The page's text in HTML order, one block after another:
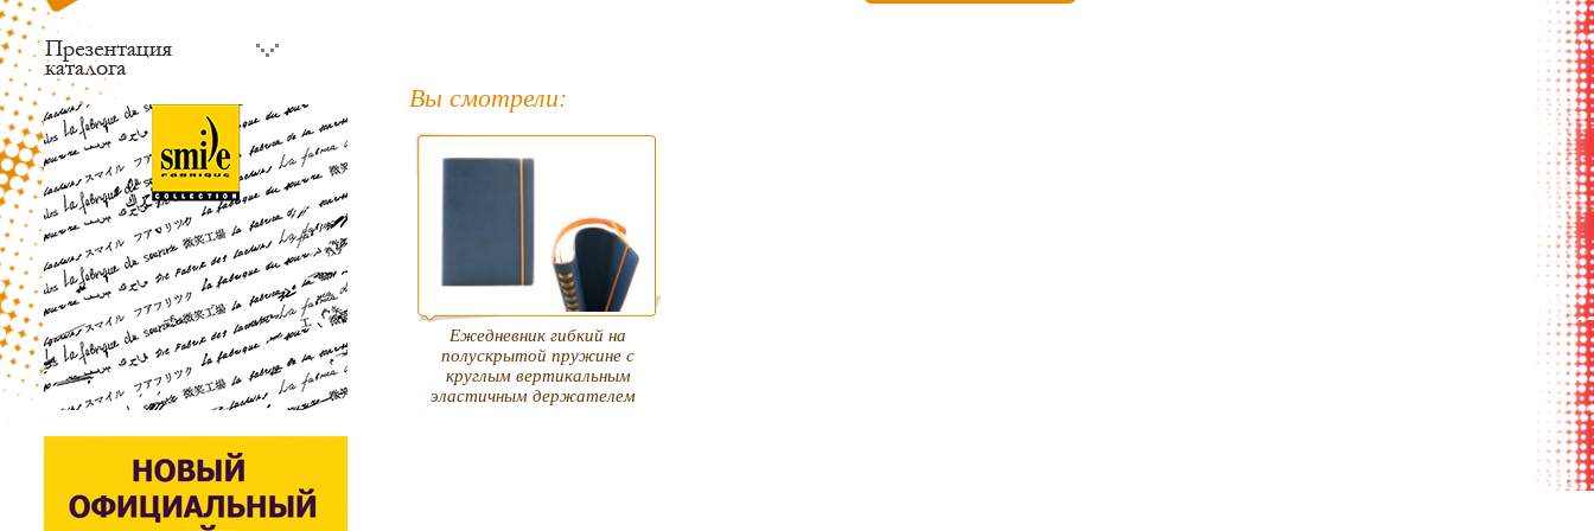
Вы смотрели:
Ежедневник гибкий на
полускрытой пружине с
круглым вертикальным
эластичным держателем